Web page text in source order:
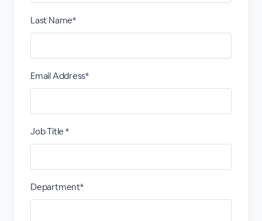
Last Name*
Email Address*
Job Title *
Department*